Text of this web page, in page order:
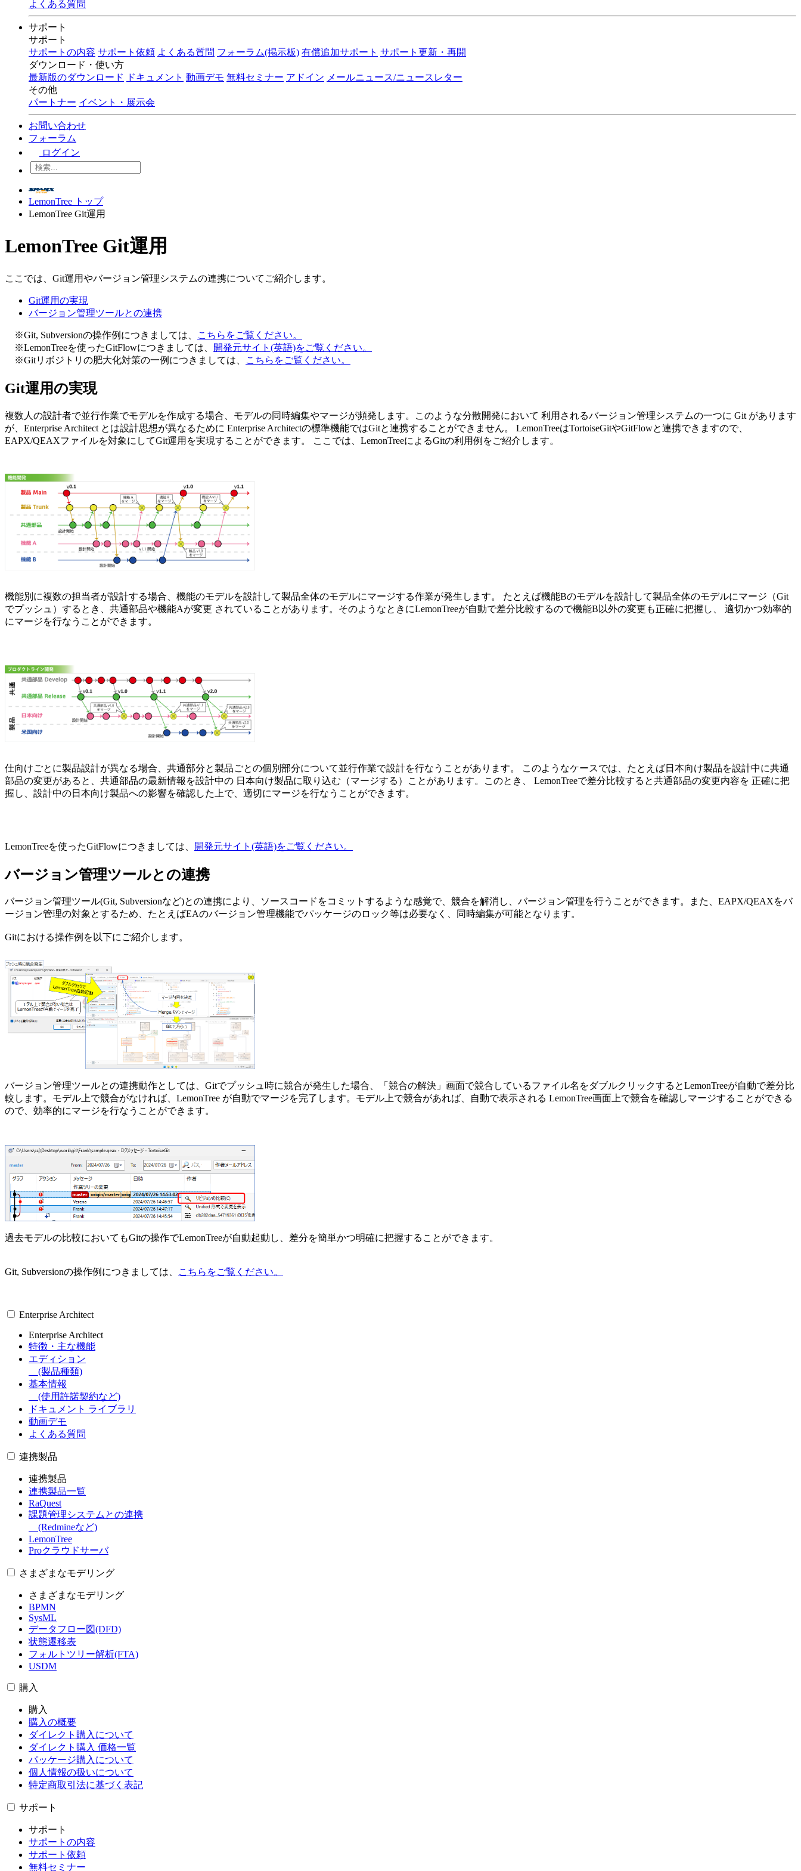
よくある質問
サポート
サポート
サポートの内容 サポート依頼 よくある質問 フォーラム(掲示板) 有償追加サポート サポート更新・再開
ダウンロード・使い方
最新版のダウンロード
ドキュメント 動画デモ 無料セミナー アドイン メールニュース/ニュースレター
その他
パートナー イベント・展示会
お問い合わせ
フォーラム
ログイン
LemonTree トップ
LemonTree Git運用
LemonTree Git運用
ここでは、Git運用やバージョン管理システムの連携についてご紹介します。
Git運用の実現
バージョン管理ツールとの連携
※Git, Subversionの操作例につきましては、
こちらをご覧ください。
※LemonTreeを使ったGitFlowにつきましては、
開発元サイト(英語)をご覧ください。
※Gitリボジトリの肥大化対策の一例につきましては、
こちらをご覧ください。
Git運用の実現
複数人の設計者で並行作業でモデルを作成する場合、モデルの同時編集やマージが頻発します。このような分散開発において 利用されるバージョン管理システムの一つに Git があります
が、Enterprise Architect とは設計思想が異なるために Enterprise Architectの標準機能ではGitと連携することができません。 LemonTreeはTortoiseGitやGitFlowと連携できますので、
EAPX/QEAXファイルを対象にしてGit運用を実現することができます。 ここでは、LemonTreeによるGitの利用例をご紹介します。
機能別に複数の担当者が設計する場合、機能のモデルを設計して製品全体のモデルにマージする作業が発生します。 たとえば機能Bのモデルを設計して製品全体のモデルにマージ（Git
でプッシュ）するとき、共通部品や機能Aが変更 されていることがあります。そのようなときにLemonTreeが自動で差分比較するので機能B以外の変更も正確に把握し、 適切かつ効率的
にマージを行なうことができます。
仕向けごとに製品設計が異なる場合、共通部分と製品ごとの個別部分について並行作業で設計を行なうことがあります。 このようなケースでは、たとえば日本向け製品を設計中に共通
部品の変更があると、共通部品の最新情報を設計中の 日本向け製品に取り込む（マージする）ことがあります。このとき、 LemonTreeで差分比較すると共通部品の変更内容を 正確に把
握し、設計中の日本向け製品への影響を確認した上で、適切にマージを行なうことができます。
LemonTreeを使ったGitFlowにつきましては、 開発元サイト(英語)をご覧ください。
バージョン管理ツールとの連携
バージョン管理ツール(Git, Subversionなど)との連携により、ソースコードをコミットするような感覚で、競合を解消し、バージョン管理を行うことができます。また、EAPX/QEAXをバ
ージョン管理の対象とするため、たとえばEAのバージョン管理機能でパッケージのロック等は必要なく、同時編集が可能となります。
Gitにおける操作例を以下にご紹介します。
バージョン管理ツールとの連携動作としては、Gitでプッシュ時に競合が発生した場合、「競合の解決」画面で競合しているファイル名をダブルクリックするとLemonTreeが自動で差分比
較します。モデル上で競合がなければ、LemonTree が自動でマージを完了します。モデル上で競合があれば、自動で表示される LemonTree画面上で競合を確認しマージすることができる
ので、効率的にマージを行なうことができます。
過去モデルの比較においてもGitの操作でLemonTreeが自動起動し、差分を簡単かつ明確に把握することができます。
Git, Subversionの操作例につきましては、 こちらをご覧ください。
Enterprise Architect
Enterprise Architect
特徴・主な機能
エディション
(製品種類)
基本情報
(使用許諾契約など)
ドキュメント ライブラリ
動画デモ
よくある質問
連携製品
連携製品
連携製品一覧
RaQuest
課題管理システムとの連携
(Redmineなど)
LemonTree
Proクラウドサーバ
さまざまなモデリング
さまざまなモデリング
BPMN
SysML
データフロー図(DFD)
状態遷移表
フォルトツリー解析(FTA)
USDM
購入
購入
購入の概要
ダイレクト購入について
ダイレクト購入 価格一覧
パッケージ購入について
個人情報の扱いについて
特定商取引法に基づく表記
サポート
サポート
サポートの内容
サポート依頼
無料セミナー